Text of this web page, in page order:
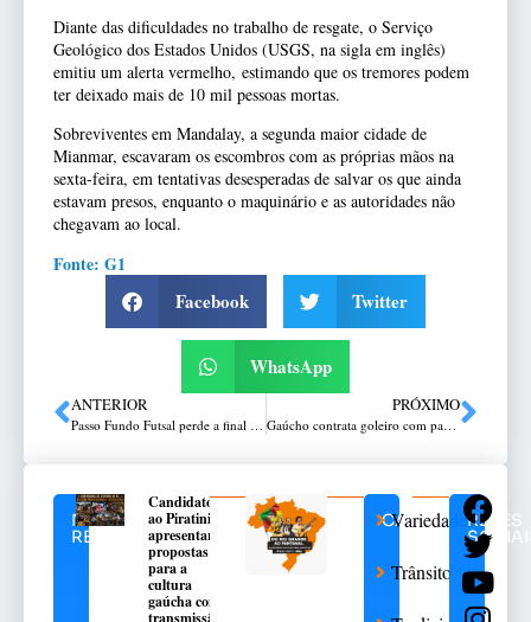
Diante das dificuldades no trabalho de resgate, o Serviço
Geológico dos Estados Unidos (USGS, na sigla em inglês)
emitiu um alerta vermelho, estimando que os tremores podem
ter deixado mais de 10 mil pessoas mortas.
Sobreviventes em Mandalay, a segunda maior cidade de
Mianmar, escavaram os escombros com as próprias mãos na
sexta-feira, em tentativas desesperadas de salvar os que ainda
estavam presos, enquanto o maquinário e as autoridades não
chegavam ao local.
Fonte: G1
Facebook Twitter
WhatsApp
ANTERIOR
Passo Fundo Futsal perde a final para o Lagoa na prorrogação
PRÓXIMO
Gaúcho contrata goleiro com passagem pela seleção brasileira sub-15 e sub-17
NOTÍCIAS
RELACIONADAS
Candidatos
ao Piratini
apresentarão
propostas
para a
cultura
gaúcha com
transmissão
CATEGORIAS
Variedades
Trânsito
REDES